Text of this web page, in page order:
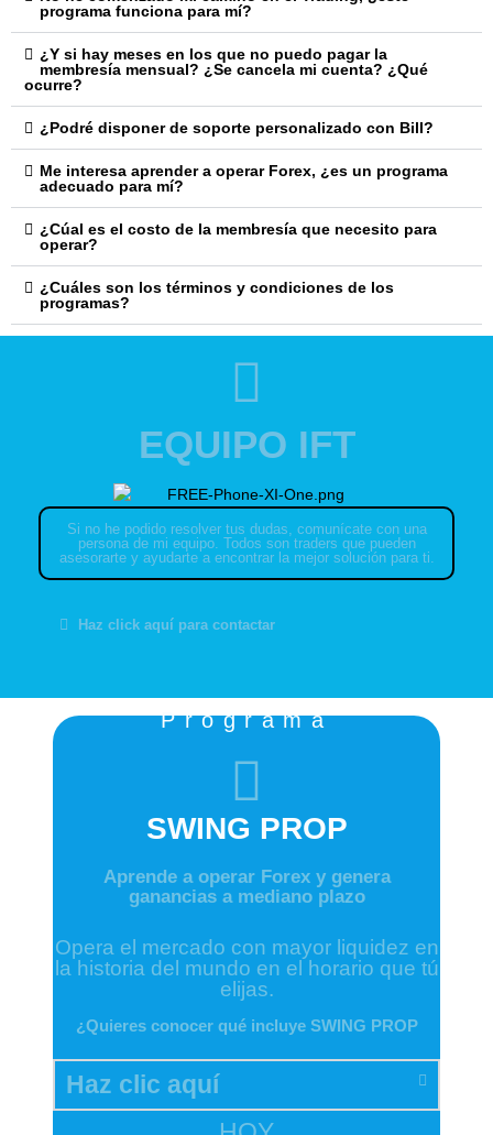
programa funciona para mí?
¿Y si hay meses en los que no puedo pagar la
membresía mensual? ¿Se cancela mi cuenta? ¿Qué
ocurre?
¿Podré disponer de soporte personalizado con Bill?
Me interesa aprender a operar Forex, ¿es un programa
adecuado para mí?
¿Cúal es el costo de la membresía que necesito para
operar?
¿Cuáles son los términos y condiciones de los
programas?
EQUIPO IFT
Si no he podido resolver tus dudas, comunícate con una
persona de mi equipo. Todos son traders que pueden
asesorarte y ayudarte a encontrar la mejor solución para ti.
Haz click aquí para contactar
Programa
SWING PROP
Aprende a operar Forex y genera
ganancias a mediano plazo
Opera el mercado con mayor liquidez en
la historia del mundo en el horario que tú
elijas.
¿Quieres conocer qué incluye SWING PROP
Haz clic aquí